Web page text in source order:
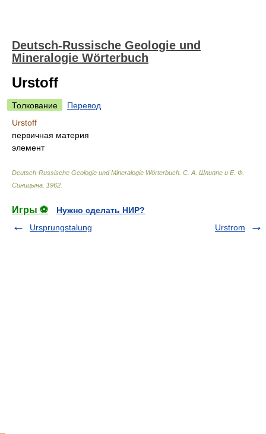
Deutsch-Russische Geologie und
Mineralogie Wörterbuch
Urstoff
Толкование
Перевод
Urstoff
первичная материя
элемент
Deutsch-Russische Geologie und Mineralogie Wörterbuch С. А. Шлиппе и Е. Ф.
Синицына 1962
Игры ⚽
Нужно сделать НИР?
Ursprungstalung
Urstrom